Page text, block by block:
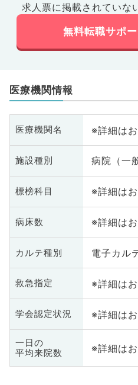
求人票に掲載されていな
無料転職サポ
医療機関情報
医療機関名 ※詳細は
施設種別 病院（一
標榜科目 ※詳細は
病床数 ※詳細は
カルテ種別 電子カル
救急指定 ※詳細は
学会認定状況 ※詳細は
一日の
平均来院数
※詳細は